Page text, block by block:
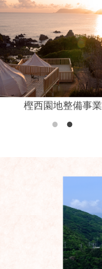
樫西園地整備事業